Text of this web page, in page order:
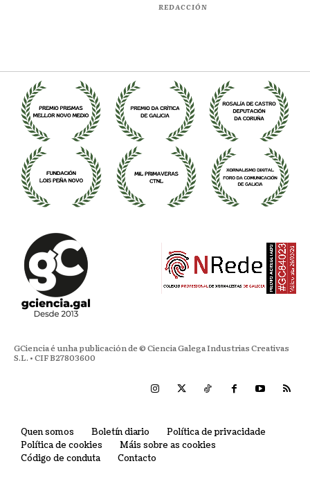
REDACCIÓN
GCiencia é unha publicación de © Ciencia Galega Industrias Creativas
S.L. • CIF B27803600
Quen somos Boletín diario
Política de privacidade
Política de cookies
Máis sobre as cookies
Código de conduta
Contacto